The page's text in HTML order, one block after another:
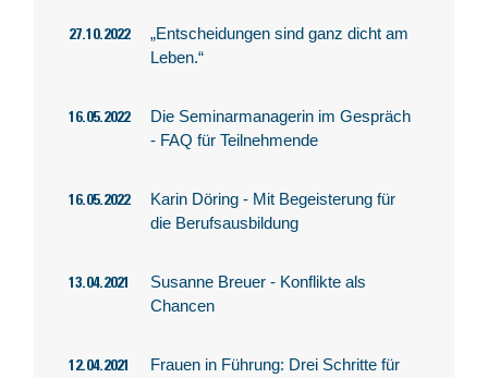
27.10.2022
„Entscheidungen sind ganz dicht am
Leben.“
16.05.2022
Die Seminarmanagerin im Gespräch
- FAQ für Teilnehmende
16.05.2022
Karin Döring - Mit Begeisterung für
die Berufsausbildung
13.04.2021
Susanne Breuer - Konflikte als
Chancen
12.04.2021
Frauen in Führung: Drei Schritte für